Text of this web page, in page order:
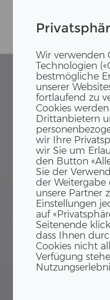
Wir verwenden
Technologien
bestmögliche
unserer
fortlaufend zu
Cookies
Drittanbietern
wir Ihre
wir Sie um
den Button
Sie der
der
unsere Partner
Einstellungen
auf
Seitenende
dass Ihnen
Cookies nicht
Verfügung